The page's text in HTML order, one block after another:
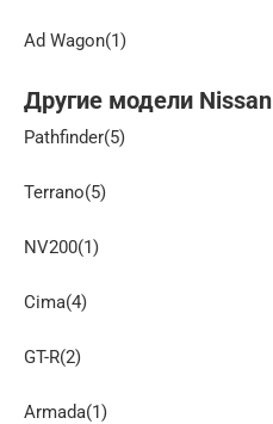
Ad Wagon(1)
Другие модели Nissan
Pathfinder(5)
Terrano(5)
NV200(1)
Cima(4)
GT-R(2)
Armada(1)